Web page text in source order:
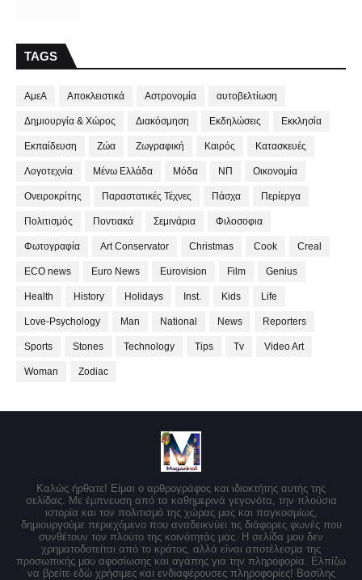
TAGS
ΑμεΑ Αποκλειστικά Αστρονομία αυτοβελτίωση
Δημιουργία & Χώρος Διακόσμηση Εκδηλώσεις Εκκλησία
Εκπαίδευση Ζώα Ζωγραφική Καιρός Κατασκευές
Λογοτεχνία Μένω Ελλάδα Μόδα ΝΠ Οικονομία
Ονειροκρίτης Παραστατικές Τέχνες Πάσχα Περίεργα
Πολιτισμός Ποντιακά Σεμινάρια Φιλοσοφια
Φωτογραφία Art Conservator Christmas Cook Creal
ECO news Euro News Eurovision Film Genius
Health History Holidays Inst. Kids Life
Love-Psychology Man National News Reporters
Sports Stones Technology Tips Tv Video Art
Woman Zodiac
Καλώς ήρθατε! Είμαι ο αρθρογράφος και ιδιοκτήτης αυτής της
σελίδας. Με έμπνευση από τα καθημερινά γεγονότα, την πλούσια
ιστορία και τον πολιτισμό της χώρας μας και παγκοσμίως,
δημιουργούμε περιεχόμενο που αναδεικνύει τις διάφορες φωνές που
συνθέτουν τον πλούτο της κοινότητάς μας. Η σελίδα μου δεν
χρηματοδοτείται από το κράτος, αλλά είναι αποτέλεσμα της
προσωπικής μου αφοσίωσης και αγάπης για την πληροφορία. Ελπίζω
να βρείτε εδώ χρήσιμες και ενδιαφέρουσες πληροφορίες! Βασίλης